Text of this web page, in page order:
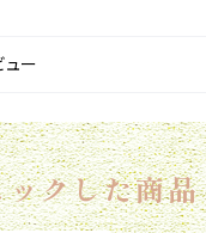
ュー
クした商品